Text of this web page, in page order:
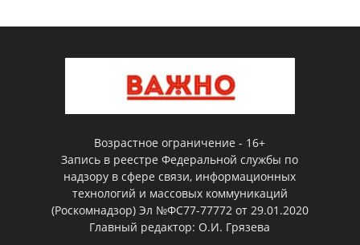
Возрастное ограничение - 16+
Запись в реестре Федеральной службы по
надзору в сфере связи, информационных
технологий и массовых коммуникаций
(Роскомнадзор) Эл №ФС77-77772 от 29.01.2020
Главный редактор: О.И. Грязева